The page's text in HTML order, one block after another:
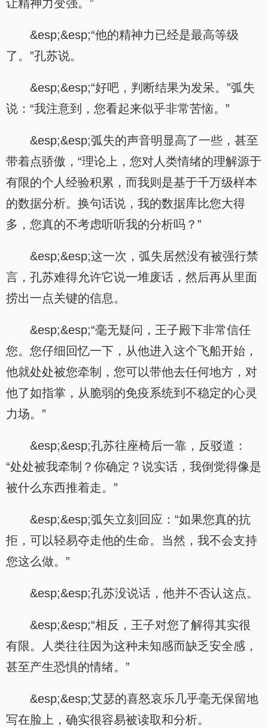
让精神力变强。”
&esp;&esp;“他的精神力已经是最高等级
了。”孔苏说。
&esp;&esp;“好吧，判断结果为发呆。”弧失
说：“我注意到，您看起来似乎非常苦恼。”
&esp;&esp;弧失的声音明显高了一些，甚至
带着点骄傲，“理论上，您对人类情绪的理解源于
有限的个人经验积累，而我则是基于千万级样本
的数据分析。换句话说，我的数据库比您大得
多，您真的不考虑听听我的分析吗？”
&esp;&esp;这一次，弧失居然没有被强行禁
言，孔苏难得允许它说一堆废话，然后再从里面
捞出一点关键的信息。
&esp;&esp;“毫无疑问，王子殿下非常信任
您。您仔细回忆一下，从他进入这个飞船开始，
他就处处被您牵制，您可以带他去任何地方，对
他了如指掌，从脆弱的免疫系统到不稳定的心灵
力场。”
&esp;&esp;孔苏往座椅后一靠，反驳道：
“处处被我牵制？你确定？说实话，我倒觉得像是
被什么东西推着走。”
&esp;&esp;弧矢立刻回应：“如果您真的抗
拒，可以轻易夺走他的生命。当然，我不会支持
您这么做。”
&esp;&esp;孔苏没说话，他并不否认这点。
&esp;&esp;“相反，王子对您了解得其实很
有限。人类往往因为这种未知感而缺乏安全感，
甚至产生恐惧的情绪。”
&esp;&esp;艾瑟的喜怒哀乐几乎毫无保留地
写在脸上，确实很容易被读取和分析。